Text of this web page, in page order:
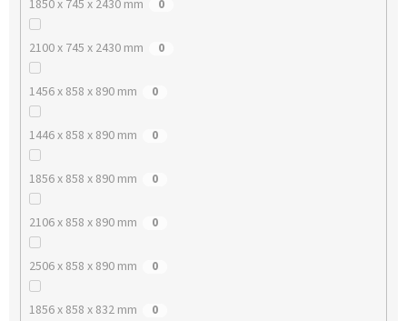
1850 x 745 x 2430 mm 0
2100 x 745 x 2430 mm 0
1456 x 858 x 890 mm 0
1446 x 858 x 890 mm 0
1856 x 858 x 890 mm 0
2106 x 858 x 890 mm 0
2506 x 858 x 890 mm 0
1856 x 858 x 832 mm 0